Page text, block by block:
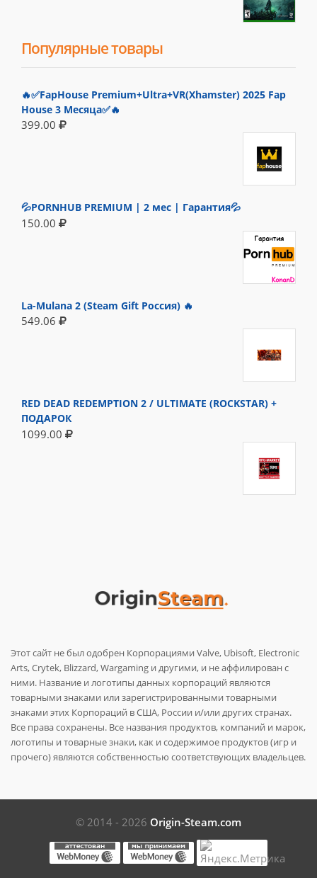
Популярные товары
🔥✅FapHouse Premium+Ultra+VR(Xhamster) 2025 Fap
House 3 Месяца✅🔥
399.00
💦PORNHUB PREMIUM | 2 мес | Гарантия💦
150.00
La-Mulana 2 (Steam Gift Россия) 🔥
549.06
RED DEAD REDEMPTION 2 / ULTIMATE (ROCKSTAR) +
ПОДАРОК
1099.00
Этот сайт не был одобрен Корпорациями Valve, Ubisoft, Electronic
Arts, Crytek, Blizzard, Wargaming и другими, и не аффилирован с
ними. Название и логотипы данных корпораций являются
товарными знаками или зарегистрированными товарными
знаками этих Корпораций в США, России и/или других странах.
Все права сохранены. Все названия продуктов, компаний и марок,
логотипы и товарные знаки, как и содержимое продуктов (игр и
прочего) являются собственностью соответствующих владельцев.
© 2014 - 2026 Origin-Steam.com